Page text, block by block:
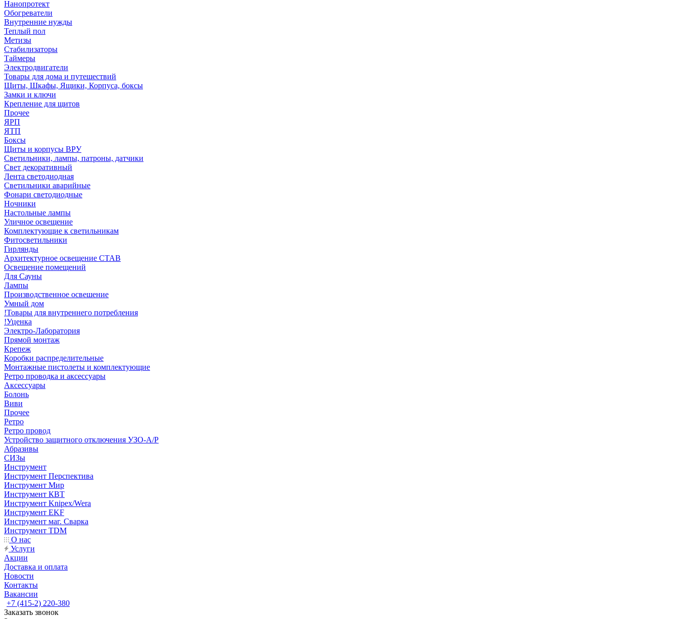
Нанопротект
Обогреватели
Внутренние нужды
Теплый пол
Метизы
Стабилизаторы
Таймеры
Электродвигатели
Товары для дома и путешествий
Щиты, Шкафы, Ящики, Корпуса, боксы
Замки и ключи
Крепление для щитов
Прочее
ЯРП
ЯТП
Боксы
Щиты и корпусы ВРУ
Светильники, лампы, патроны, датчики
Свет декоративный
Лента светодиодная
Светильники аварийные
Фонари светодиодные
Ночники
Настольные лампы
Уличное освещение
Комплектующие к светильникам
Фитосветильники
Гирлянды
Архитектурное освещение СТАВ
Освещение помещений
Для Сауны
Лампы
Производственное освешение
Умный дом
!Товары для внутреннего потребления
!Уценка
Электро-Лаборатория
Прямой монтаж
Крепеж
Коробки распределительные
Монтажные пистолеты и комплектующие
Ретро проводка и аксессуары
Аксессуары
Болонь
Виви
Прочее
Ретро
Ретро провод
Устройство защитного отключения УЗО-А/Р
Абразивы
СИЗы
Инструмент
Инструмент Перспектива
Инструмент Мир
Инструмент КВТ
Инструмент Knipex/Wera
Инструмент EKF
Инструмент маг. Сварка
Инструмент TDM
О нас
Услуги
Акции
Доставка и оплата
Новости
Контакты
Вакансии
+7 (415-2) 220-380
Заказать звонок